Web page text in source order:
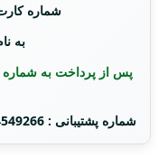
شماره کارت بلو :
به
پس از پرداخت به شماره
شماره پشتیبانی : 09364549266